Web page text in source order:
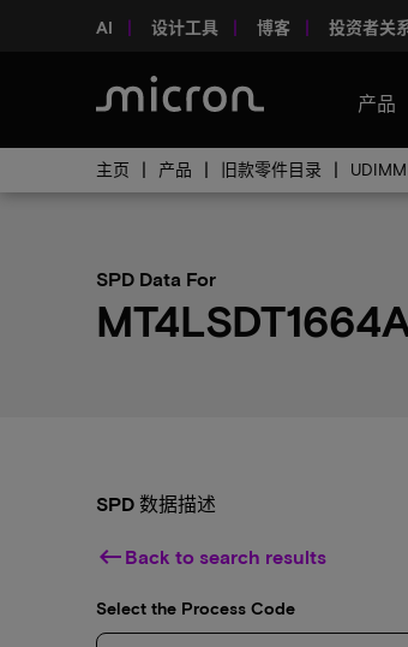
AI 设计工具 博客 投资者关
产品
主页 产品 旧款零件目录
SPD Data For
SPD 数据描述
keyboard_backspace Back to search results
Select the Process Code